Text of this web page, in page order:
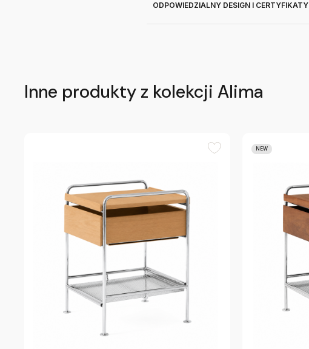
ODPOWIEDZIALNY DESIGN I CERTYFIKATY
Inne produkty z kolekcji Alima
NEW